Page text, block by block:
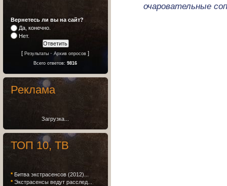
очаровательные
Вернетесь ли вы на сайт?
Да, конечно.
Нет.
[Результаты ·Архив опросов ]
Всего ответов:9816
Реклама
Загрузка...
ТОП 10, ТВ
* Битва экстрасенсов (2012)...
* Экстрасенсы ведут расслед...